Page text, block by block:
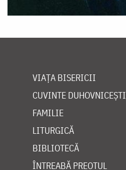
VIAȚA BISERICII
CUVINTE DUHOVNICEȘTI
FAMILIE
LITURGICĂ
BIBLIOTECĂ
ÎNTREABĂ PREOTUL